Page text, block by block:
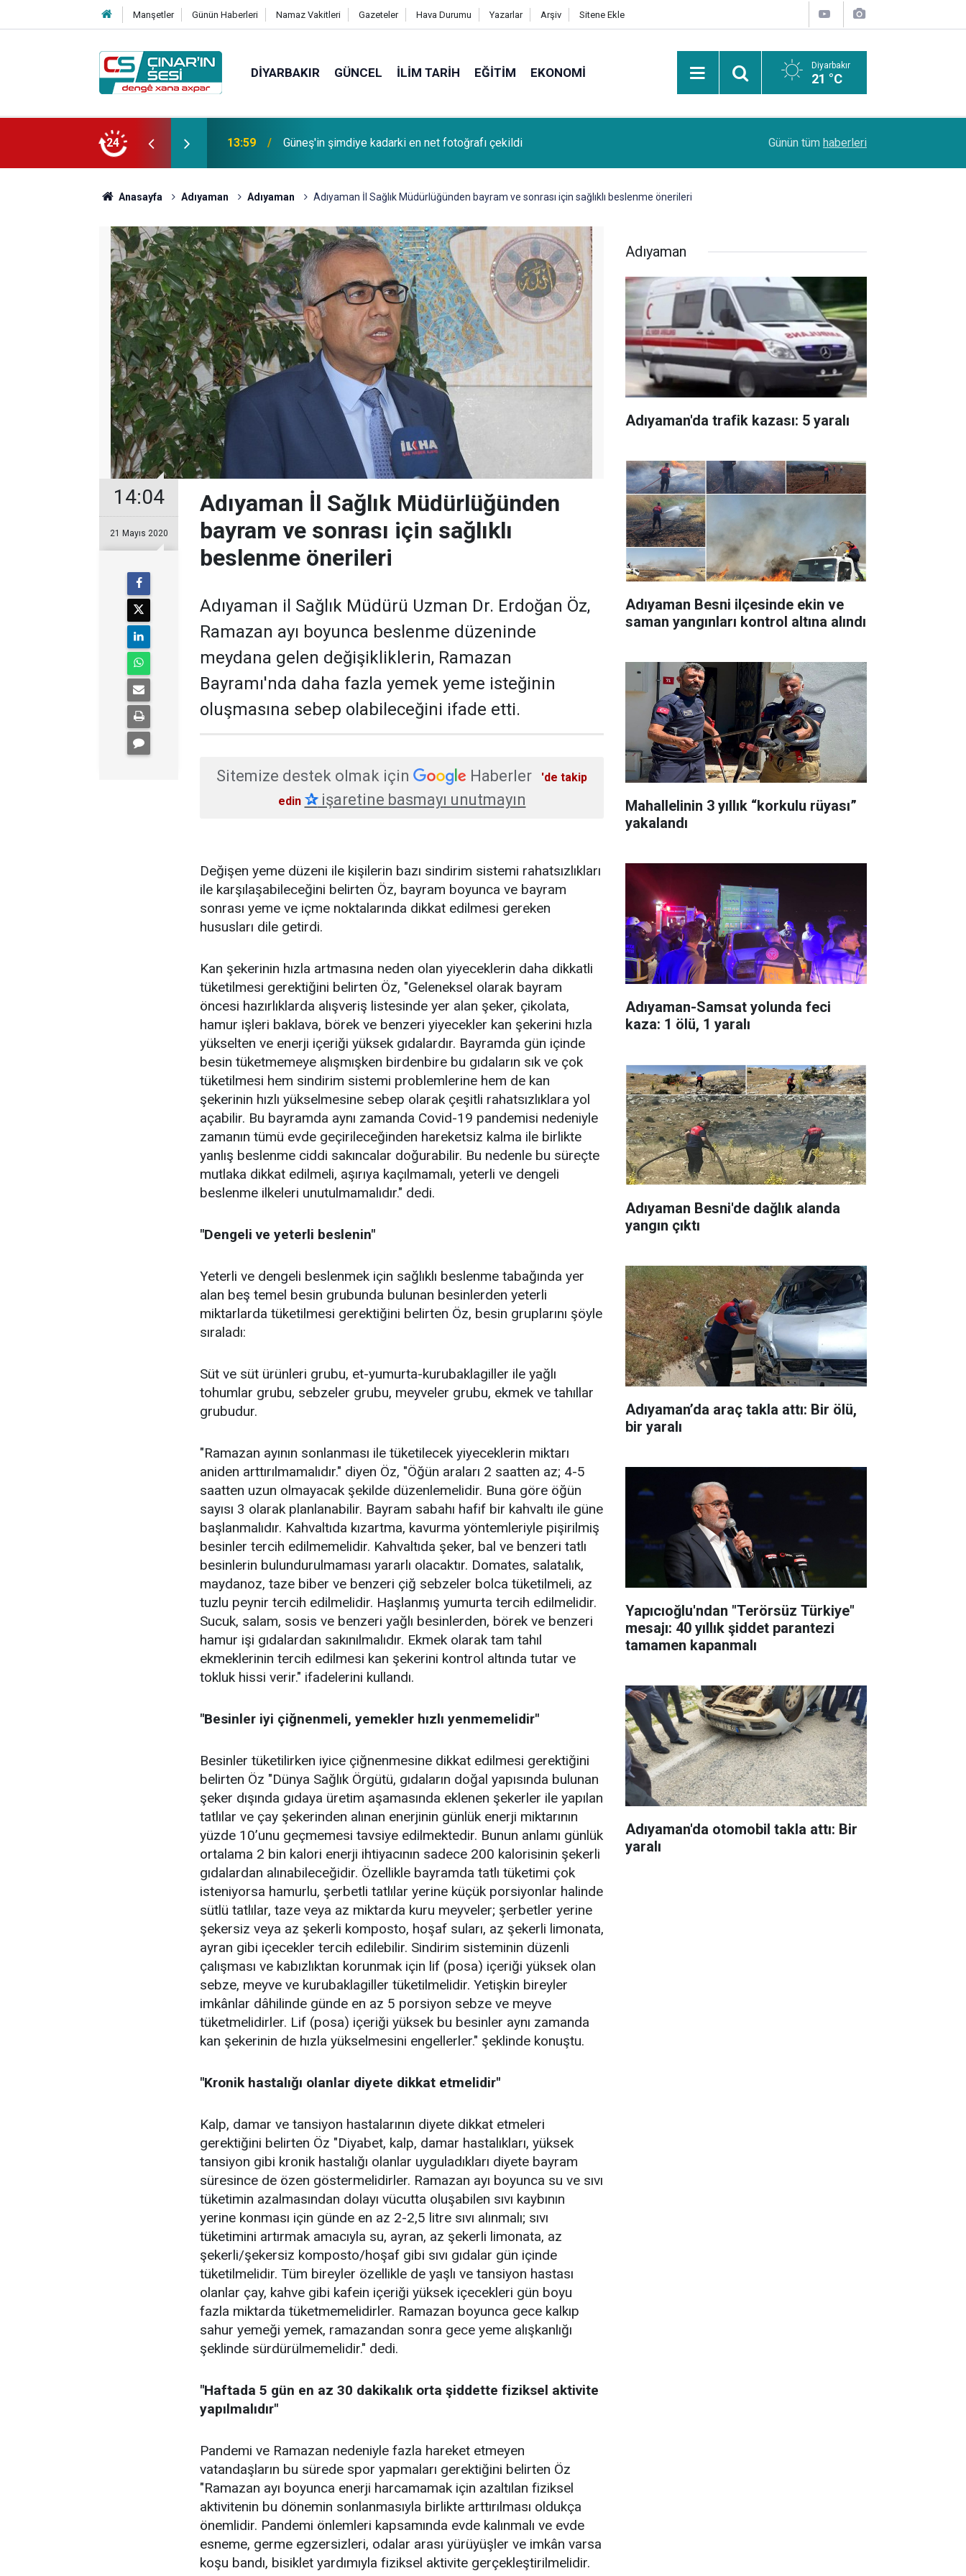
Manşetler Günün Haberleri Namaz Vakitleri Gazeteler Hava Durumu Yazarlar Arşiv Sitene Ekle
DIYARBAKIR GÜNCEL İLIM TARIH EĞITIM EKONOMI Diyarbakır
21 °C
24 11:30
Bağacık (Bağcağê) Köyünden Osman Tunç'un oğlu SAMET TUNÇ vefat
etmiştir
başarı sırasına göre tercih yapılmalı
Günün tüm haberleri
Anasayfa Adıyaman Adıyaman Adıyaman İl Sağlık Müdürlüğünden bayram ve sonrası için sağlıklı beslenme önerileri
14:04
21 Mayıs 2020
Adıyaman İl Sağlık Müdürlüğünden
bayram ve sonrası için sağlıklı
beslenme önerileri
Adıyaman il Sağlık Müdürü Uzman Dr. Erdoğan Öz,
Ramazan ayı boyunca beslenme düzeninde
meydana gelen değişikliklerin, Ramazan
Bayramı'nda daha fazla yemek yeme isteğinin
oluşmasına sebep olabileceğini ifade etti.
Sitemize destek olmak için Haberler
'de takip
edin ✰işaretine basmayı unutmayın
Değişen yeme düzeni ile kişilerin bazı sindirim sistemi rahatsızlıkları
ile karşılaşabileceğini belirten Öz, bayram boyunca ve bayram
sonrası yeme ve içme noktalarında dikkat edilmesi gereken
hususları dile getirdi.
Kan şekerinin hızla artmasına neden olan yiyeceklerin daha dikkatli
tüketilmesi gerektiğini belirten Öz, "Geleneksel olarak bayram
öncesi hazırlıklarda alışveriş listesinde yer alan şeker, çikolata,
hamur işleri baklava, börek ve benzeri yiyecekler kan şekerini hızla
yükselten ve enerji içeriği yüksek gıdalardır. Bayramda gün içinde
besin tüketmemeye alışmışken birdenbire bu gıdaların sık ve çok
tüketilmesi hem sindirim sistemi problemlerine hem de kan
şekerinin hızlı yükselmesine sebep olarak çeşitli rahatsızlıklara yol
açabilir. Bu bayramda aynı zamanda Covid-19 pandemisi nedeniyle
zamanın tümü evde geçirileceğinden hareketsiz kalma ile birlikte
yanlış beslenme ciddi sakıncalar doğurabilir. Bu nedenle bu süreçte
mutlaka dikkat edilmeli, aşırıya kaçılmamalı, yeterli ve dengeli
beslenme ilkeleri unutulmamalıdır." dedi.
"Dengeli ve yeterli beslenin"
Yeterli ve dengeli beslenmek için sağlıklı beslenme tabağında yer
alan beş temel besin grubunda bulunan besinlerden yeterli
miktarlarda tüketilmesi gerektiğini belirten Öz, besin gruplarını şöyle
sıraladı:
Süt ve süt ürünleri grubu, et-yumurta-kurubaklagiller ile yağlı
tohumlar grubu, sebzeler grubu, meyveler grubu, ekmek ve tahıllar
grubudur.
"Ramazan ayının sonlanması ile tüketilecek yiyeceklerin miktarı
aniden arttırılmamalıdır." diyen Öz, "Öğün araları 2 saatten az; 4-5
saatten uzun olmayacak şekilde düzenlemelidir. Buna göre öğün
sayısı 3 olarak planlanabilir. Bayram sabahı hafif bir kahvaltı ile güne
başlanmalıdır. Kahvaltıda kızartma, kavurma yöntemleriyle pişirilmiş
besinler tercih edilmemelidir. Kahvaltıda şeker, bal ve benzeri tatlı
besinlerin bulundurulmaması yararlı olacaktır. Domates, salatalık,
maydanoz, taze biber ve benzeri çiğ sebzeler bolca tüketilmeli, az
tuzlu peynir tercih edilmelidir. Haşlanmış yumurta tercih edilmelidir.
Sucuk, salam, sosis ve benzeri yağlı besinlerden, börek ve benzeri
hamur işi gıdalardan sakınılmalıdır. Ekmek olarak tam tahıl
ekmeklerinin tercih edilmesi kan şekerini kontrol altında tutar ve
tokluk hissi verir." ifadelerini kullandı.
"Besinler iyi çiğnenmeli, yemekler hızlı yenmemelidir"
Besinler tüketilirken iyice çiğnenmesine dikkat edilmesi gerektiğini
belirten Öz "Dünya Sağlık Örgütü, gıdaların doğal yapısında bulunan
şeker dışında gıdaya üretim aşamasında eklenen şekerler ile yapılan
tatlılar ve çay şekerinden alınan enerjinin günlük enerji miktarının
yüzde 10’unu geçmemesi tavsiye edilmektedir. Bunun anlamı günlük
ortalama 2 bin kalori enerji ihtiyacının sadece 200 kalorisinin şekerli
gıdalardan alınabileceğidir. Özellikle bayramda tatlı tüketimi çok
isteniyorsa hamurlu, şerbetli tatlılar yerine küçük porsiyonlar halinde
sütlü tatlılar, taze veya az miktarda kuru meyveler; şerbetler yerine
şekersiz veya az şekerli komposto, hoşaf suları, az şekerli limonata,
ayran gibi içecekler tercih edilebilir. Sindirim sisteminin düzenli
çalışması ve kabızlıktan korunmak için lif (posa) içeriği yüksek olan
sebze, meyve ve kurubaklagiller tüketilmelidir. Yetişkin bireyler
imkânlar dâhilinde günde en az 5 porsiyon sebze ve meyve
tüketmelidirler. Lif (posa) içeriği yüksek bu besinler aynı zamanda
kan şekerinin de hızla yükselmesini engellerler." şeklinde konuştu.
"Kronik hastalığı olanlar diyete dikkat etmelidir"
Kalp, damar ve tansiyon hastalarının diyete dikkat etmeleri
gerektiğini belirten Öz "Diyabet, kalp, damar hastalıkları, yüksek
tansiyon gibi kronik hastalığı olanlar uyguladıkları diyete bayram
süresince de özen göstermelidirler. Ramazan ayı boyunca su ve sıvı
tüketimin azalmasından dolayı vücutta oluşabilen sıvı kaybının
yerine konması için günde en az 2-2,5 litre sıvı alınmalı; sıvı
tüketimini artırmak amacıyla su, ayran, az şekerli limonata, az
şekerli/şekersiz komposto/hoşaf gibi sıvı gıdalar gün içinde
tüketilmelidir. Tüm bireyler özellikle de yaşlı ve tansiyon hastası
olanlar çay, kahve gibi kafein içeriği yüksek içecekleri gün boyu
fazla miktarda tüketmemelidirler. Ramazan boyunca gece kalkıp
sahur yemeği yemek, ramazandan sonra gece yeme alışkanlığı
şeklinde sürdürülmemelidir." dedi.
"Haftada 5 gün en az 30 dakikalık orta şiddette fiziksel aktivite
yapılmalıdır"
Pandemi ve Ramazan nedeniyle fazla hareket etmeyen
vatandaşların bu sürede spor yapmaları gerektiğini belirten Öz
"Ramazan ayı boyunca enerji harcamamak için azaltılan fiziksel
aktivitenin bu dönemin sonlanmasıyla birlikte arttırılması oldukça
önemlidir. Pandemi önlemleri kapsamında evde kalınmalı ve evde
esneme, germe egzersizleri, odalar arası yürüyüşler ve imkân varsa
koşu bandı, bisiklet yardımıyla fiziksel aktivite gerçekleştirilmelidir.
Adıyaman
Adıyaman'da trafik kazası: 5 yaralı
Adıyaman Besni ilçesinde ekin ve
saman yangınları kontrol altına alındı
Mahallelinin 3 yıllık “korkulu rüyası”
yakalandı
Adıyaman-Samsat yolunda feci
kaza: 1 ölü, 1 yaralı
Adıyaman Besni'de dağlık alanda
yangın çıktı
Adıyaman’da araç takla attı: Bir ölü,
bir yaralı
Yapıcıoğlu'ndan "Terörsüz Türkiye"
mesajı: 40 yıllık şiddet parantezi
tamamen kapanmalı
Adıyaman'da otomobil takla attı: Bir
yaralı